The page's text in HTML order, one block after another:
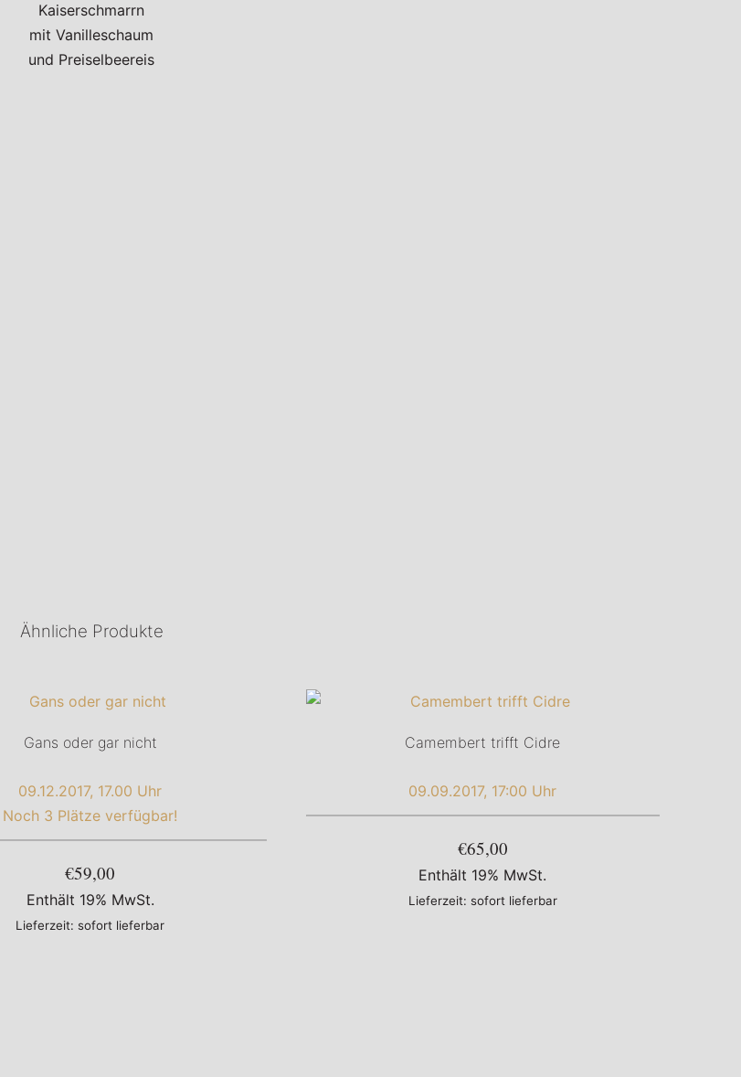
Kaiserschmarrn
mit Vanilleschaum
und Preiselbeereis
Ähnliche Produkte
Gans oder gar nicht
09.12.2017, 17.00 Uhr
Noch 3 Plätze verfügbar!
€59,00
Enthält 19% MwSt.
Lieferzeit: sofort lieferbar
Camembert trifft Cidre
09.09.2017, 17:00 Uhr
€65,00
Enthält 19% MwSt.
Lieferzeit: sofort lieferbar